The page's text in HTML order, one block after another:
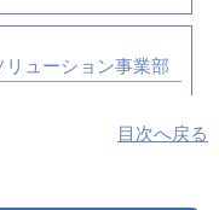
リューション事業部
目次へ戻る